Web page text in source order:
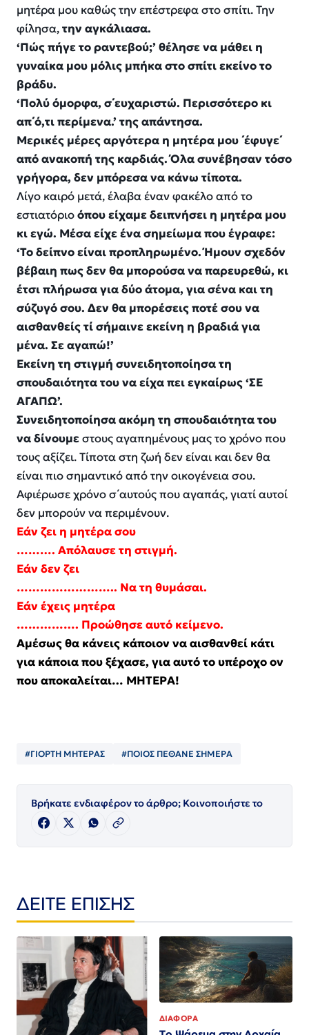
μητέρα μου καθώς την επέστρεφα στο σπίτι. Την
φίλησα,την αγκάλιασα.
‘Πώς πήγε το ραντεβού;’ θέλησε να μάθει η
γυναίκα μου μόλις μπήκα στο σπίτι εκείνο το
βράδυ.
‘Πολύ όμορφα, σ΄ευχαριστώ. Περισσότερο κι
απ΄ό,τι περίμενα.’ της απάντησα.
Μερικές μέρες αργότερα η μητέρα μου ΄έφυγε΄
από ανακοπή της καρδιάς. Όλα συνέβησαν τόσο
γρήγορα, δεν μπόρεσα να κάνω τίποτα.
Λίγο καιρό μετά, έλαβα έναν φακέλο από το
εστιατόριοόπου είχαμε δειπνήσει η μητέρα μου
κι εγώ. Μέσα είχε ένα σημείωμα που έγραφε:
‘Το δείπνο είναι προπληρωμένο. Ήμουν σχεδόν
βέβαιη πως δεν θα μπορούσα να παρευρεθώ, κι
έτσι πλήρωσα για δύο άτομα, για σένα και τη
σύζυγό σου. Δεν θα μπορέσεις ποτέ σου να
αισθανθείς τί σήμαινε εκείνη η βραδιά για
μένα. Σε αγαπώ!’
Εκείνη τη στιγμή συνειδητοποίησα τη
σπουδαιότητα του να είχα πει εγκαίρως ‘ΣΕ
ΑΓΑΠΩ’.
Συνειδητοποίησα ακόμη τη σπουδαιότητα του
να δίνουμεστους αγαπημένους μας το χρόνο που
τους αξίζει. Τίποτα στη ζωή δεν είναι και δεν θα
είναι πιο σημαντικό από την οικογένεια σου.
Αφιέρωσε χρόνο σ΄αυτούς που αγαπάς, γιατί αυτοί
δεν μπορούν να περιμένουν.
Εάν ζει η μητέρα σου
………. Απόλαυσε τη στιγμή.
Εάν δεν ζει
…………………….. Να τη θυμάσαι.
Εάν έχεις μητέρα
……………. Προώθησε αυτό κείμενο.
Αμέσως θα κάνεις κάποιον να αισθανθεί κάτι
για κάποια που ξέχασε, για αυτό το υπέροχο ον
που αποκαλείται… ΜΗΤΕΡΑ!
#ΓΙΟΡΤΗ ΜΗΤΕΡΑΣ #ΠΟΙΟΣ ΠΈΘΑΝΕ ΣΗΜΕΡΑ
Βρήκατε ενδιαφέρον το άρθρο; Κοινοποιήστε το
ΔΕΙΤΕ ΕΠΙΣΗΣ
ΔΙΑΦΟΡΑ